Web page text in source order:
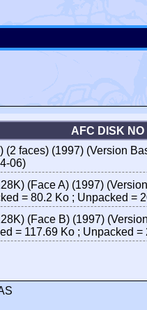
AFC DISK
(2 faces) (1997) (Version
06)
(Face A) (1997)
= 80.2 Ko ; Unpacked =
(Face B) (1997)
= 117.69 Ko ; Unpacked =